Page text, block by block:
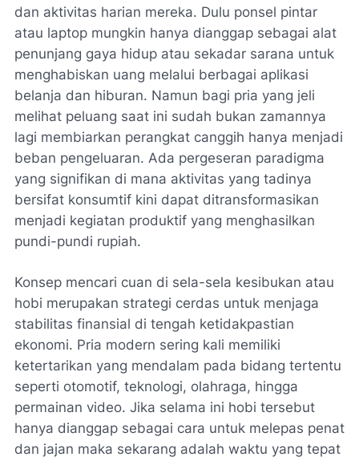
dan aktivitas harian mereka. Dulu ponsel pintar
atau laptop mungkin hanya dianggap sebagai alat
penunjang gaya hidup atau sekadar sarana untuk
menghabiskan uang melalui berbagai aplikasi
belanja dan hiburan. Namun bagi pria yang jeli
melihat peluang saat ini sudah bukan zamannya
lagi membiarkan perangkat canggih hanya menjadi
beban pengeluaran. Ada pergeseran paradigma
yang signifikan di mana aktivitas yang tadinya
bersifat konsumtif kini dapat ditransformasikan
menjadi kegiatan produktif yang menghasilkan
pundi-pundi rupiah.
Konsep mencari cuan di sela-sela kesibukan atau
hobi merupakan strategi cerdas untuk menjaga
stabilitas finansial di tengah ketidakpastian
ekonomi. Pria modern sering kali memiliki
ketertarikan yang mendalam pada bidang tertentu
seperti otomotif, teknologi, olahraga, hingga
permainan video. Jika selama ini hobi tersebut
hanya dianggap sebagai cara untuk melepas penat
dan jajan maka sekarang adalah waktu yang tepat